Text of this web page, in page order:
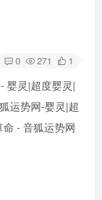
0 271 1